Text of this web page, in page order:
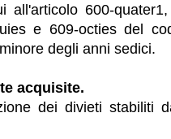
600-
e 609-octies del
degli anni sedici.
acquisite.
dei divieti stabiliti